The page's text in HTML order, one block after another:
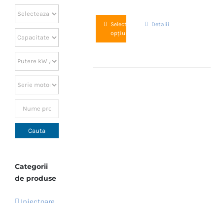
Selectează
opțiunile
Acest
produs
Detalii
Categorii
de produse